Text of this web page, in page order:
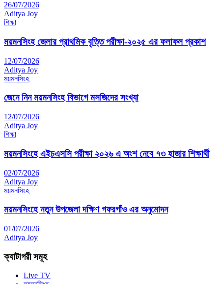
26/07/2026
Aditya Joy
শিক্ষা
ময়মনসিংহ জেলার প্রাথমিক বৃত্তি পরীক্ষা-২০২৫ এর ফলাফল প্রকাশ
12/07/2026
Aditya Joy
ময়মনসিংহ
জেনে নিন ময়মনসিংহ বিভাগে মসজিদের সংখ্যা
12/07/2026
Aditya Joy
শিক্ষা
ময়মনসিংহে এইচএসসি পরীক্ষা ২০২৬ এ অংশ নেবে ৭৩ হাজার শিক্ষার্থী
02/07/2026
Aditya Joy
ময়মনসিংহ
ময়মনসিংহে নতুন উপজেলা দক্ষিণ গফরগাঁও এর অনুমোদন
01/07/2026
Aditya Joy
ক্যাটাগরী সমূহ
Live TV